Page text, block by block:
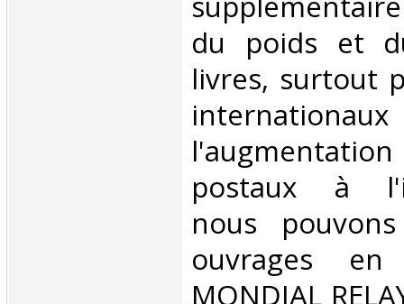
du poids et
livres, surtout
internationaux
postaux à
nous
ouvrages
MONDIAL